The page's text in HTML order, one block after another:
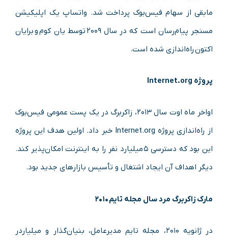
مابقی از سهام فیس‌بوک پرداخت شد. واتساپ یک اپلیکیشن
مسنجر پیام‌رسان است که در سال ۲۰۰۹ توسط یان کوم و برایان
اکتون راه‌اندازی شده است.
پروژه Internet.org
اواخر ماه اوت سال ۲۰۱۳، زاکربرگ در یک پست عمومی فیس‌بوک
از راه‌اندازی پروژه Internet.org خبر داد. اولین هدف این پروژه
این بود که دسترسی ۵ میلیارد نفر را به اینترنت امکان‌پذیر کند.
دیگر اهداف آن ایجاد اشتغال و تأسیس بازارهای جدید بود.
مارک زاکربرگ مرد سال مجله تایم ۲۰۱۰
در ژانویه ۲۰۱۰، مجله تایم مدیرعامل، بنیان‌گذار و میلیاردر